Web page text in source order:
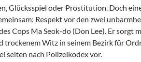
Glücksspiel oder Prostitution. Doch
Respekt vor den zwei
Cops Ma Seok-do (Don Lee). Er sorgt
trockenem Witz in seinem Bezirk für
selten nach Polizeikodex vor.